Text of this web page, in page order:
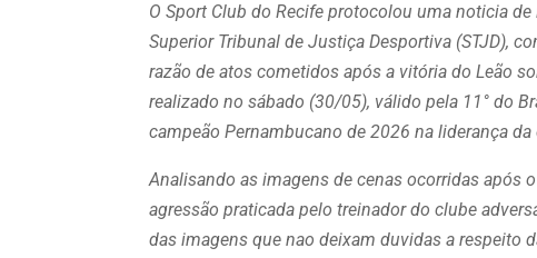
O Sport Club do Recife protocolou uma noticia
Superior Tribunal de Justiça Desportiva (STJD),
razão de atos cometidos após a vitória do Leão
realizado no sábado (30/05), válido pela 11° do
campeão Pernambucano de 2026 na liderança
Analisando as imagens de cenas ocorridas após
agressão praticada pelo treinador do clube
das imagens que nao deixam duvidas a respeito